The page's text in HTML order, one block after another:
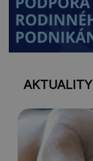
AKTUALITY